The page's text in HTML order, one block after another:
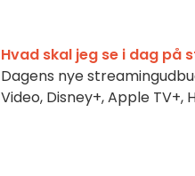
Hvad skal jeg se i dag på
Dagens nye
Video, Disney+, Apple TV+,